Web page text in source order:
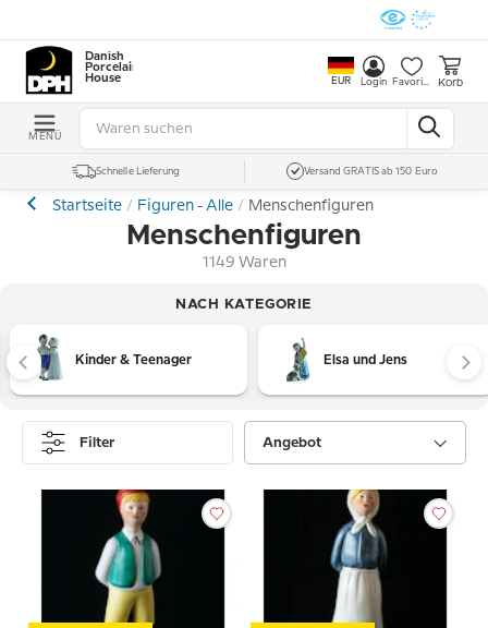
Danish
Porcelain
House
EUR Login Favoriten Korb
MENÜ
Schnelle Lieferung Versand GRATIS ab 150 Euro
Startseite Figuren - Alle Menschenfiguren
Menschenfiguren
1149 Waren
NACH KATEGORIE
Kinder & Teenager Elsa und Jens
Filter Angebot